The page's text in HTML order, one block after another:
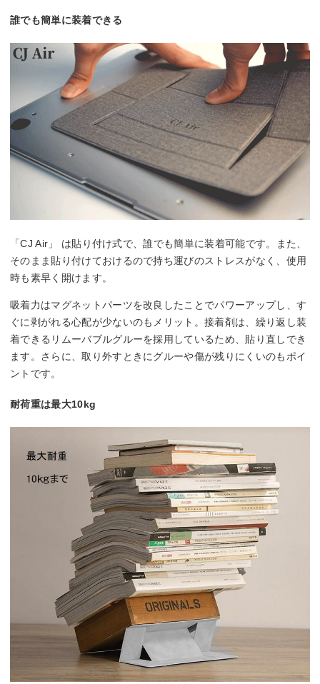
誰でも簡単に装着できる
「CJ Air」 は貼り付け式で、誰でも簡単に装着可能です。また、
そのまま貼り付けておけるので持ち運びのストレスがなく、使用
時も素早く開けます。
吸着力はマグネットパーツを改良したことでパワーアップし、す
ぐに剥がれる心配が少ないのもメリット。接着剤は、繰り返し装
着できるリムーバブルグルーを採用しているため、貼り直しでき
ます。さらに、取り外すときにグルーや傷が残りにくいのもポイ
ントです。
耐荷重は最大10kg